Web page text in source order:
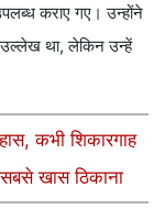
कराए गए। उन्होंने
उल्लेख था, लेकिन उन्हें
कभी शिकारगाह
खास ठिकाना